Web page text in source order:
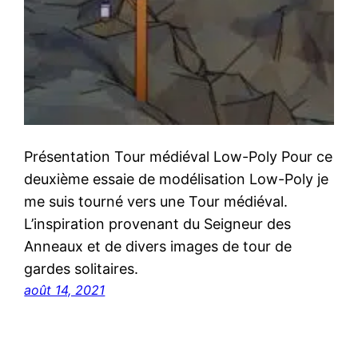
Présentation Tour médiéval Low-Poly Pour ce
deuxième essaie de modélisation Low-Poly je
me suis tourné vers une Tour médiéval.
L’inspiration provenant du Seigneur des
Anneaux et de divers images de tour de
gardes solitaires.
août 14, 2021